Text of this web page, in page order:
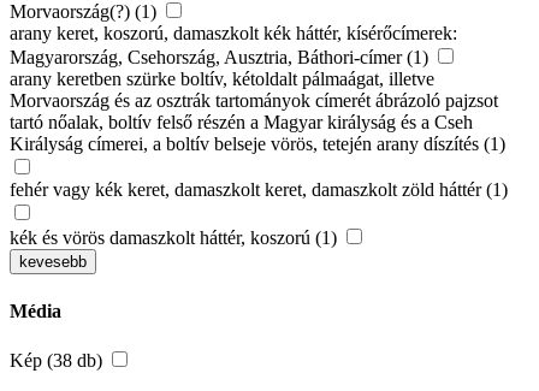
Morvaország(?) (1)
arany keret, koszorú, damaszkolt kék háttér, kísérőcímerek:
Magyarország, Csehország, Ausztria, Báthori-címer (1)
arany keretben szürke boltív, kétoldalt pálmaágat, illetve
Morvaország és az osztrák tartományok címerét ábrázoló pajzsot
tartó nőalak, boltív felső részén a Magyar királyság és a Cseh
Királyság címerei, a boltív belseje vörös, tetején arany díszítés (1)
fehér vagy kék keret, damaszkolt keret, damaszkolt zöld háttér (1)
kék és vörös damaszkolt háttér, koszorú (1)
kevesebb
Média
Kép (38 db)